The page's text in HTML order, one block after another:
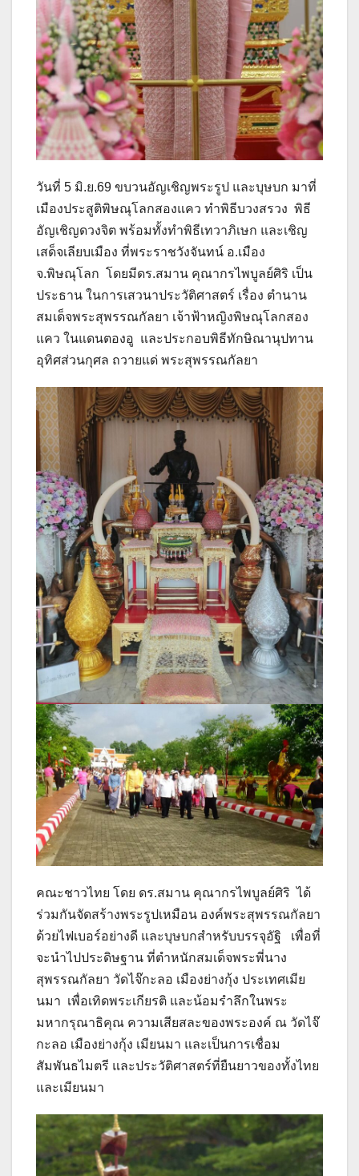
วันที่ 5 มิ.ย.69 ขบวนอัญเชิญพระรูป และบุษบก มาที่
เมืองประสูติพิษณุโลกสองแคว ทำพิธีบวงสรวง พิธี
อัญเชิญดวงจิต พร้อมทั้งทำพิธีเทวาภิเษก และเชิญ
เสด็จเลียบเมือง ที่พระราชวังจันทน์ อ.เมือง
จ.พิษณุโลก โดยมีดร.สมาน คุณากรไพบูลย์ศิริ เป็น
ประธาน ในการเสวนาประวัติศาสตร์ เรื่อง ตำนาน
สมเด็จพระสุพรรณกัลยา เจ้าฟ้าหญิงพิษณุโลกสอง
แคว ในแดนตองอู และประกอบพิธีทักษิณานุปทาน
อุทิศส่วนกุศล ถวายแด่ พระสุพรรณกัลยา
คณะชาวไทย โดย ดร.สมาน คุณากรไพบูลย์ศิริ ได้
ร่วมกันจัดสร้างพระรูปเหมือน องค์พระสุพรรณกัลยา
ด้วยไฟเบอร์อย่างดี และบุษบกสำหรับบรรจุอัฐิ เพื่อที่
จะนำไปประดิษฐาน ที่ตำหนักสมเด็จพระพี่นาง
สุพรรณกัลยา วัดไจ๊กะลอ เมืองย่างกุ้ง ประเทศเมีย
นมา เพื่อเทิดพระเกียรติ และน้อมรำลึกในพระ
มหากรุณาธิคุณ ความเสียสละของพระองค์ ณ วัดไจ๊
กะลอ เมืองย่างกุ้ง เมียนมา และเป็นการเชื่อม
สัมพันธไมตรี และประวัติศาสตร์ที่ยืนยาวของทั้งไทย
และเมียนมา